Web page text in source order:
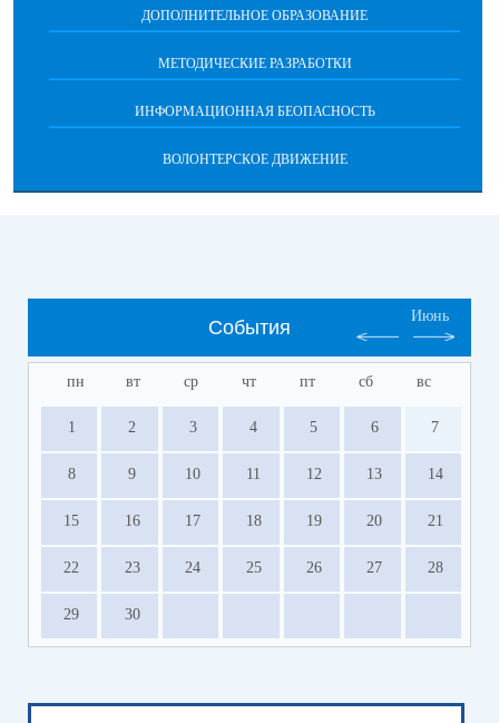
ДОПОЛНИТЕЛЬНОЕ ОБРАЗОВАНИЕ
МЕТОДИЧЕСКИЕ РАЗРАБОТКИ
ИНФОРМАЦИОННАЯ БЕОПАСНОСТЬ
ВОЛОНТЕРСКОЕ ДВИЖЕНИЕ
События
Июнь
пн вт ср чт пт сб вс
1 2 3 4 5 6 7
8 9 10 11 12 13 14
15 16 17 18 19 20 21
22 23 24 25 26 27 28
29 30